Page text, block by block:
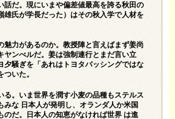
話だ。現にいまや偏差値最高を誇る秋田の
雄氏が学長だった）はその秋入学で人材を
魅力があるのか。教授陣と言えばまず姜尚
ヤンべルだ。姜は強制連行とまだ言い立
夕騒ぎを「あれはトヨタバッシングではな
ついた。
る。いま世界を潤す小麦の品種もステルス
みな 日本人が発明し、オランダ人か米国
のだ。日本人の知恵がなければ世界 は進